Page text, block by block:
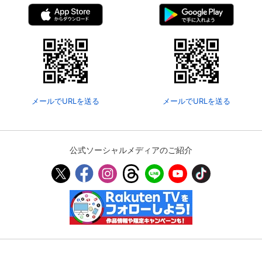
メールでURLを送る メールでURLを送る
公式ソーシャルメディアのご紹介